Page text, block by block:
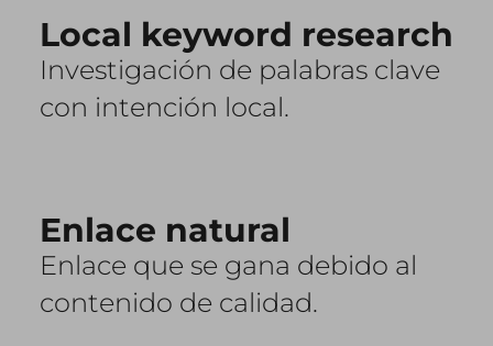
Local keyword research
Investigación de palabras clave
con intención local.
Enlace natural
Enlace que se gana debido al
contenido de calidad.